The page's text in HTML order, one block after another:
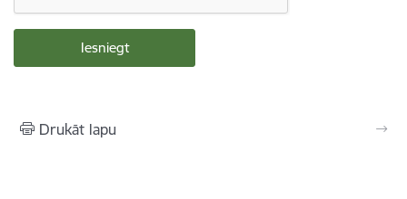
Drukāt lapu